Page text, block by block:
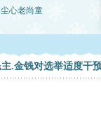
心老尚童
.金钱对选举适度干